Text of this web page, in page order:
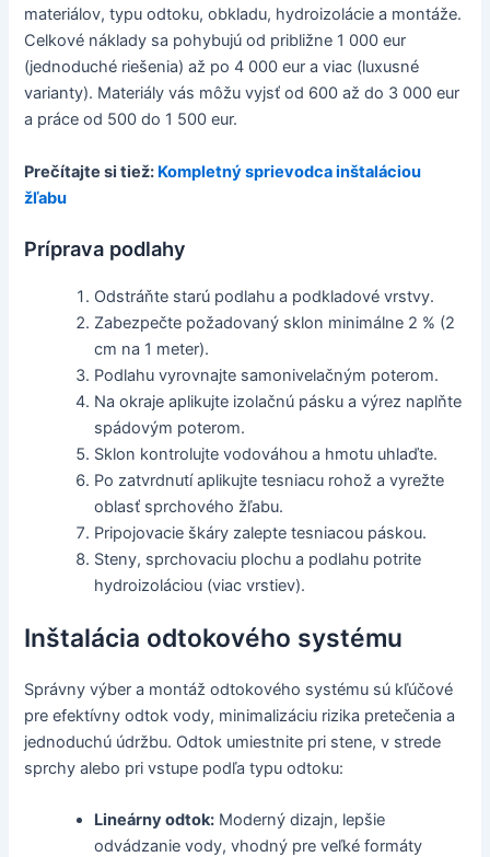
materiálov, typu odtoku, obkladu, hydroizolácie a montáže.
Celkové náklady sa pohybujú od približne 1 000 eur
(jednoduché riešenia) až po 4 000 eur a viac (luxusné
varianty). Materiály vás môžu vyjsť od 600 až do 3 000 eur
a práce od 500 do 1 500 eur.
Prečítajte si tiež: Kompletný sprievodca inštaláciou
žľabu
Príprava podlahy
Odstráňte starú podlahu a podkladové vrstvy.
Zabezpečte požadovaný sklon minimálne 2 % (2
cm na 1 meter).
Podlahu vyrovnajte samonivelačným poterom.
Na okraje aplikujte izolačnú pásku a výrez naplňte
spádovým poterom.
Sklon kontrolujte vodováhou a hmotu uhlaďte.
Po zatvrdnutí aplikujte tesniacu rohož a vyrežte
oblasť sprchového žľabu.
Pripojovacie škáry zalepte tesniacou páskou.
Steny, sprchovaciu plochu a podlahu potrite
hydroizoláciou (viac vrstiev).
Inštalácia odtokového systému
Správny výber a montáž odtokového systému sú kľúčové
pre efektívny odtok vody, minimalizáciu rizika pretečenia a
jednoduchú údržbu. Odtok umiestnite pri stene, v strede
sprchy alebo pri vstupe podľa typu odtoku:
Lineárny odtok: Moderný dizajn, lepšie
odvádzanie vody, vhodný pre veľké formáty